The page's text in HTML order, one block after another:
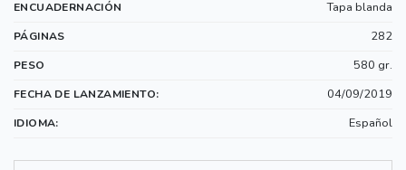
ENCUADERNACIÓN Tapa blanda
PÁGINAS 282
PESO 580 gr.
FECHA DE LANZAMIENTO: 04/09/2019
IDIOMA: Español